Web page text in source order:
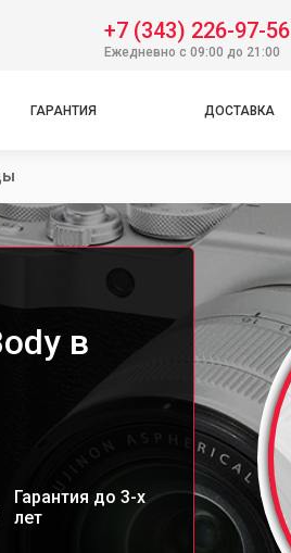
+7 (343) 226-97-56
Ежедневно с 09:00 до 21:00
ГАРАНТИЯ ДОСТАВКА
в
Гарантия до 3-х
лет